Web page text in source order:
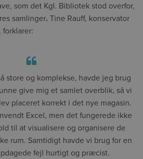
som det Kgl. Bibliotek stod overfor,
samlinger. Tine Rauff, konservator
forklarer:
store og komplekse, havde jeg brug
give mig et samlet overblik, så vi
placeret korrekt i det nye magasin.
Excel, men det fungerede ikke
til at visualisere og organisere de
rum. Samtidigt havde vi brug for en
fejl hurtigt og præcist.